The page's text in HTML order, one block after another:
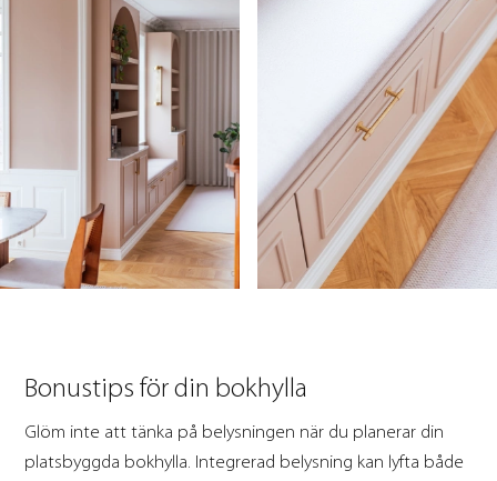
Bonustips för din bokhylla
Glöm inte att tänka på belysningen när du planerar din
platsbyggda bokhylla. Integrerad belysning kan lyfta både